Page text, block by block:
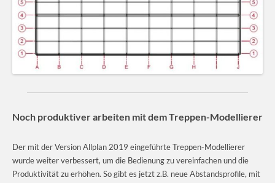
Noch produktiver arbeiten mit dem Treppen-Modellierer
Der mit der Version Allplan 2019 eingeführte Treppen-Modellierer
wurde weiter verbessert, um die Bedienung zu vereinfachen und die
Produktivität zu erhöhen. So gibt es jetzt z.B. neue Abstandsprofile, mit